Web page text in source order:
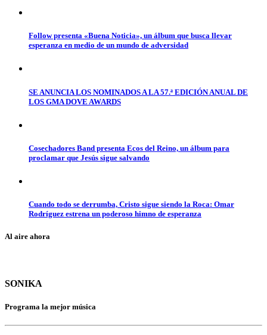
Follow presenta «Buena Noticia», un álbum que busca llevar
esperanza en medio de un mundo de adversidad
SE ANUNCIA LOS NOMINADOS A LA 57.ª EDICIÓN ANUAL DE
LOS GMA DOVE AWARDS
Cosechadores Band presenta Ecos del Reino, un álbum para
proclamar que Jesús sigue salvando
Cuando todo se derrumba, Cristo sigue siendo la Roca: Omar
Rodríguez estrena un poderoso himno de esperanza
Al aire ahora
SONIKA
Programa la mejor música